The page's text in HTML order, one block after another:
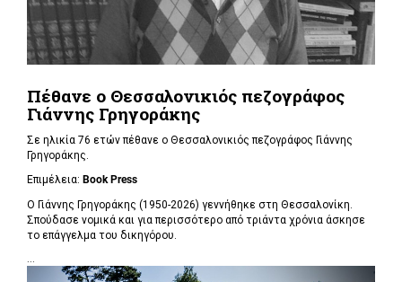
Πέθανε ο Θεσσαλονικιός πεζογράφος
Γιάννης Γρηγοράκης
Σε ηλικία 76 ετών πέθανε ο Θεσσαλονικιός πεζογράφος Γιάννης
Γρηγοράκης.
Επιμέλεια: Book Press
Ο Γιάννης Γρηγοράκης (1950-2026) γεννήθηκε στη Θεσσαλονίκη.
Σπούδασε νομικά και για περισσότερο από τριάντα χρόνια άσκησε
το επάγγελμα του δικηγόρου.
...